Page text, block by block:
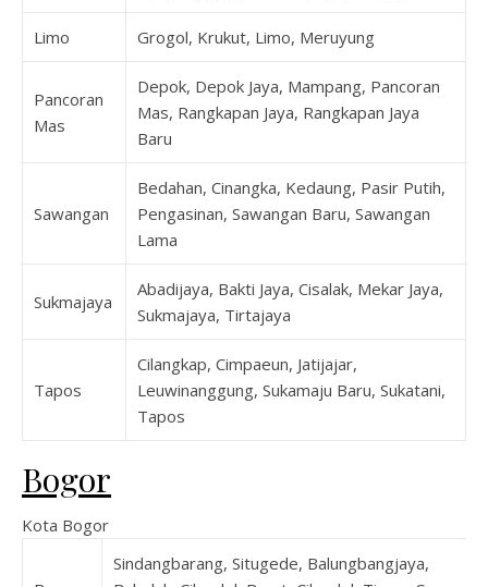
Limo Grogol, Krukut, Limo, Meruyung
Pancoran
Mas
Depok, Depok Jaya, Mampang, Pancoran
Mas, Rangkapan Jaya, Rangkapan Jaya
Baru
Sawangan
Bedahan, Cinangka, Kedaung, Pasir Putih,
Pengasinan, Sawangan Baru, Sawangan
Lama
Sukmajaya
Abadijaya, Bakti Jaya, Cisalak, Mekar Jaya,
Sukmajaya, Tirtajaya
Tapos
Cilangkap, Cimpaeun, Jatijajar,
Leuwinanggung, Sukamaju Baru, Sukatani,
Tapos
Bogor
Kota Bogor
Sindangbarang, Situgede, Balungbangjaya,